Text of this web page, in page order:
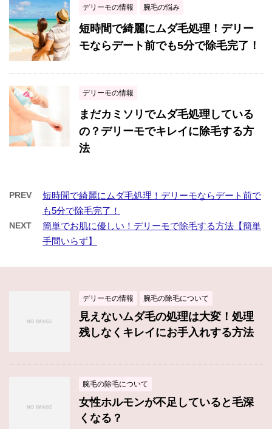
デリーモの情報 腕毛の悩み
短時間で綺麗にムダ毛処理！デリー
モならデート前でも5分で除毛完了！
デリーモの情報
まだカミソリでムダ毛処理している
の？デリーモでキレイに除毛する方
法
PREV
短時間で綺麗にムダ毛処理！デリーモならデート前で
も5分で除毛完了！
NEXT
簡単でお肌に優しい！デリーモで除毛する方法【簡単
手間いらず】
デリーモの情報 腕毛の除毛について
見えないムダ毛の処理は大変！処理
残しなくキレイにお手入れする方法
腕毛の除毛について
女性ホルモンが不足していると毛深
くなる？